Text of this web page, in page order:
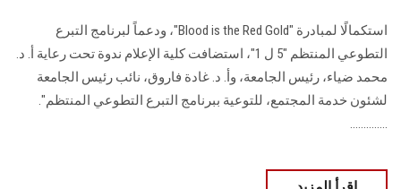
استكمالًا لمبادرة "Blood is the Red Gold"، ودعماً لبرنامج التبرع
التطوعي المنتظم "5 ل 1"، استضافت كلية الإعلام ندوة تحت رعاية أ. د.
محمد ضياء، رئيس الجامعة، وأ. د. غادة فاروق، نائب رئيس الجامعة
لشئون خدمة المجتمع، للتوعية ببرنامج التبرع التطوعي المنتظم".
..............